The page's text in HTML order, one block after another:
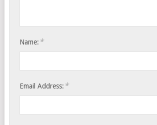
Name: *
Email Address: *